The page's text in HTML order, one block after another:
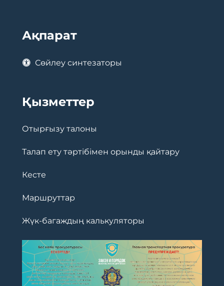
Ақпарат
Сөйлеу синтезаторы
Қызметтер
Отырғызу талоны
Талап ету тәртібімен орынды қайтару
Кесте
Маршруттар
Жүк-багаждың калькуляторы